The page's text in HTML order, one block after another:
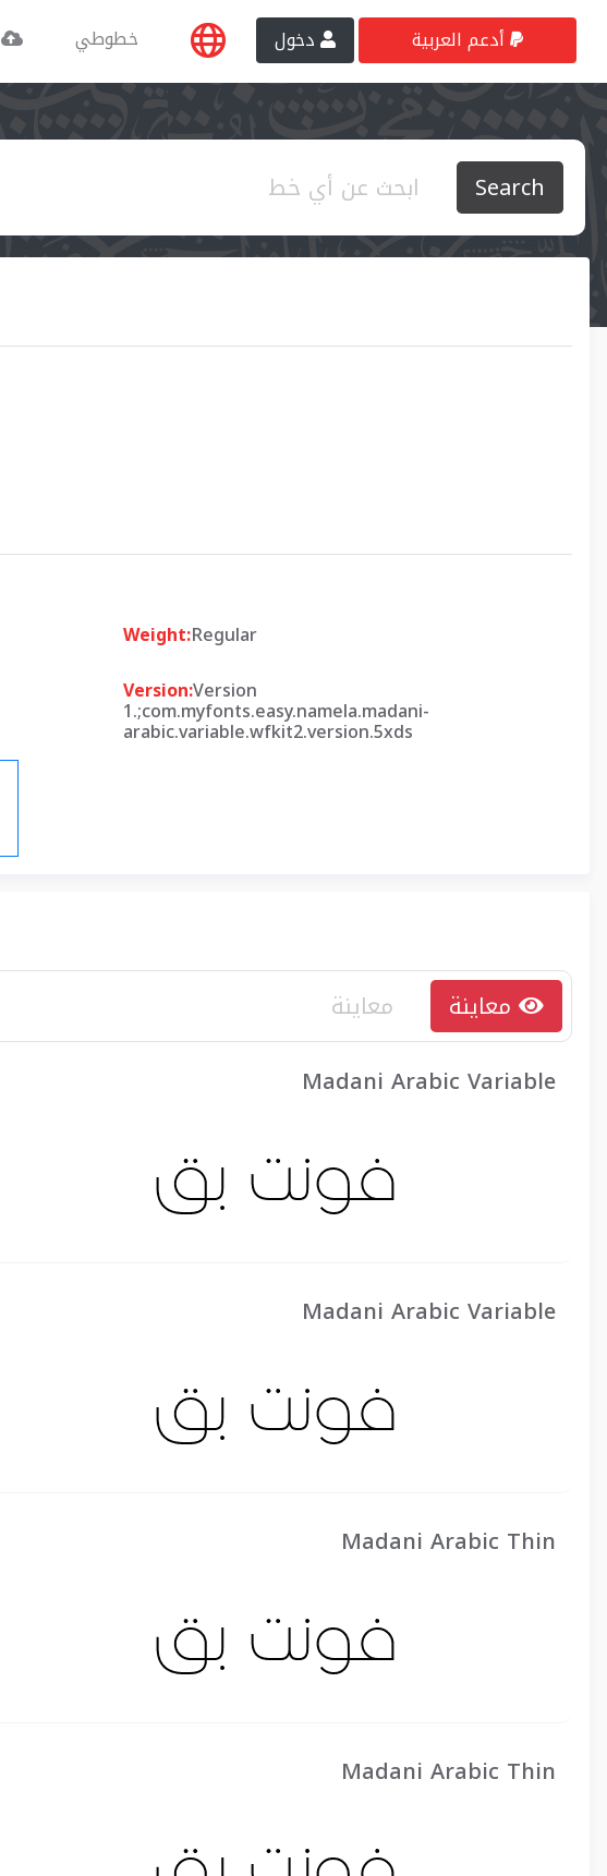
خطوطي
Search
Weight:Regular
Version:Version
1.;com.myfonts.easy.namela.madani-
arabic.variable.wfkit2.version.5xds
Madani Arabic Variable
Madani Arabic Variable
Madani Arabic Thin
Madani Arabic Thin